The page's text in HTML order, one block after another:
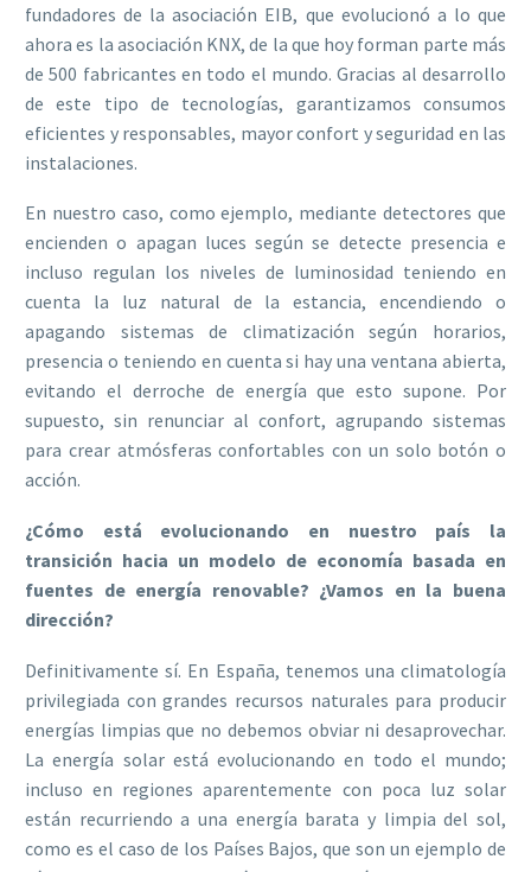
fundadores de la asociación EIB, que evolucionó a lo que
ahora es la asociación KNX, de la que hoy forman parte más
de 500 fabricantes en todo el mundo. Gracias al desarrollo
de este tipo de tecnologías, garantizamos consumos
eficientes y responsables, mayor confort y seguridad en las
instalaciones.
En nuestro caso, como ejemplo, mediante detectores que
encienden o apagan luces según se detecte presencia e
incluso regulan los niveles de luminosidad teniendo en
cuenta la luz natural de la estancia, encendiendo o
apagando sistemas de climatización según horarios,
presencia o teniendo en cuenta si hay una ventana abierta,
evitando el derroche de energía que esto supone. Por
supuesto, sin renunciar al confort, agrupando sistemas
para crear atmósferas confortables con un solo botón o
acción.
¿Cómo está evolucionando en nuestro país la
transición hacia un modelo de economía basada en
fuentes de energía renovable? ¿Vamos en la buena
dirección?
Definitivamente sí. En España, tenemos una climatología
privilegiada con grandes recursos naturales para producir
energías limpias que no debemos obviar ni desaprovechar.
La energía solar está evolucionando en todo el mundo;
incluso en regiones aparentemente con poca luz solar
están recurriendo a una energía barata y limpia del sol,
como es el caso de los Países Bajos, que son un ejemplo de